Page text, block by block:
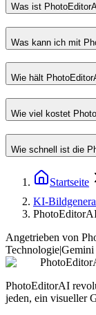
Was ist
Was kann ich mit
Wie hält
Wie viel kostet
Wie schnell ist die
Startseite
KI-
Angetrieben von
TechnologieGemini
PhotoEditorAI
jeden, ein visueller